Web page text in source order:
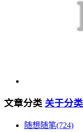
文章分类 关于分
随想随笔(724)